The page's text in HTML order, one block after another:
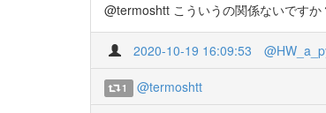
@termoshtt こういうの関係ないです
2020-10-19 16:09:53
1 @termoshtt